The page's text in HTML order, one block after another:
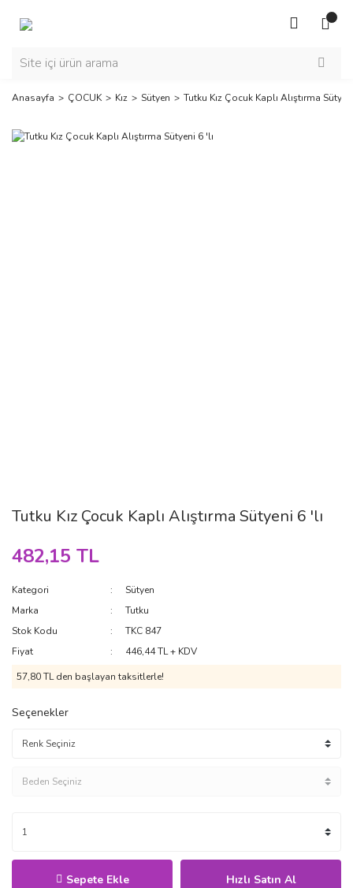
Anasayfa ÇOCUK Kız Sütyen Tutku Kız Çocuk Kaplı Alıştırma
Tutku Kız Çocuk Kaplı Alıştırma Sütyeni 6 'lı
482,15 TL
Kategori
Sütyen
Marka
Tutku
Stok Kodu
TKC 847
Fiyat
446,44 TL + KDV
57,80 TL den başlayan taksitlerle!
Seçenekler
Sepete Ekle Hızlı Satın Al